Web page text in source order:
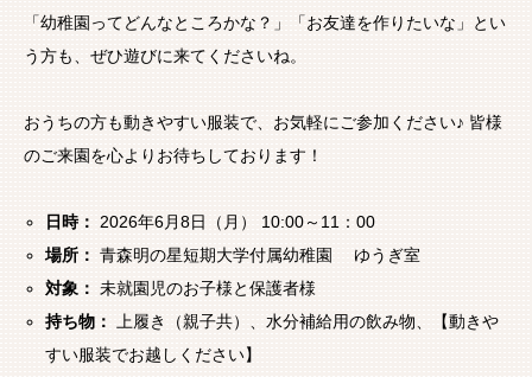
「幼稚園ってどんなところかな？」「お友達を作りたいな」とい
う方も、ぜひ遊びに来てくださいね。
おうちの方も動きやすい服装で、お気軽にご参加ください♪ 皆様
のご来園を心よりお待ちしております！
日時： 2026年6月8日（月） 10:00～11：00
場所： 青森明の星短期大学付属幼稚園 ゆうぎ室
対象： 未就園児のお子様と保護者様
持ち物：
上履き（親子共）、水分補給用の飲み物、【動きや
すい服装でお越しください】